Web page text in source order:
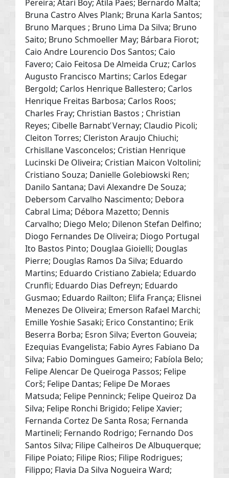
Pereira; Atari Boy; Atila Paes; Bernardo Malta;
Bruna Castro Alves Plank; Bruna Karla Santos;
Bruno Marques ; Bruno Lima Da Silva; Bruno
Saito; Bruno Schmoeller May; Bárbara Fiorot;
Caio Andre Lourencio Dos Santos; Caio
Favero; Caio Feitosa De Almeida Cruz; Carlos
Augusto Francisco Martins; Carlos Edegar
Bergold; Carlos Henrique Ballestero; Carlos
Henrique Freitas Barbosa; Carlos Roos;
Charles Fray; Christian Bastos ; Christian
Reyes; Cibelle Barnabť Vernay; Claudio Picoli;
Cleiton Torres; Cleriston Araujo Chiuchi;
Crhisllane Vasconcelos; Cristian Henrique
Lucinski De Oliveira; Cristian Maicon Voltolini;
Cristiano Souza; Danielle Golebiowski Ren;
Danilo Santana; Davi Alexandre De Souza;
Debersom Carvalho Nascimento; Debora
Cabral Lima; Débora Mazetto; Dennis
Carvalho; Diego Melo; Dilenon Stefan Delfino;
Diogo Fernandes De Oliveira; Diogo Portugal
Ito Bastos Pinto; Douglaa Gioielli; Douglas
Pierre; Douglas Ramos Da Silva; Eduardo
Martins; Eduardo Cristiano Zabiela; Eduardo
Crunfli; Eduardo Dias Defreyn; Eduardo
Gusmao; Eduardo Railton; Elifa França; Elisnei
Menezes De Oliveira; Emerson Rafael Marchi;
Emille Yoshie Sasaki; Erico Constantino; Erik
Beserra Borba; Esron Silva; Everton Gouveia;
Ezequias Evangelista; Fabio Ayres Fabiano Da
Silva; Fabio Domingues Gameiro; Fabíola Belo;
Felipe Alencar De Queiroga Passos; Felipe
Corš; Felipe Dantas; Felipe De Moraes
Matsuda; Felipe Penninck; Felipe Queiroz Da
Silva; Felipe Ronchi Brigido; Felipe Xavier;
Fernanda Cortez De Santa Rosa; Fernanda
Martineli; Fernando Rodrigo; Fernando Dos
Santos Silva; Filipe Calheiros De Albuquerque;
Filipe Poiato; Filipe Rios; Filipe Rodrigues;
Filippo; Flavia Da Silva Nogueira Ward;